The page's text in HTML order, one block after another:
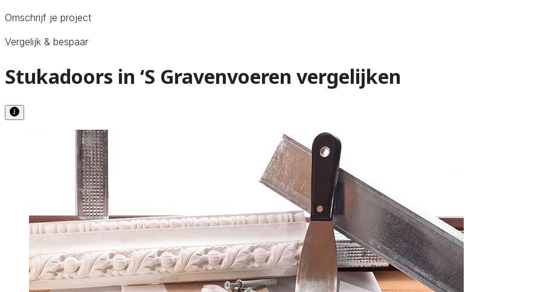
Omschrijf je project
Vergelijk & bespaar
Stukadoors in ‘S Gravenvoeren vergelijken